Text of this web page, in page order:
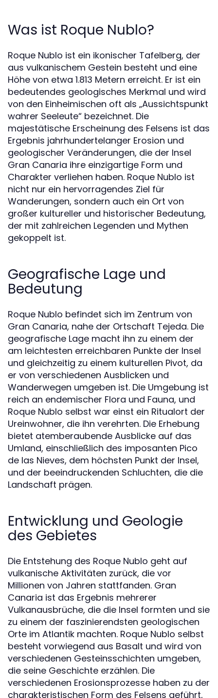
Was ist Roque Nublo?
Roque Nublo ist ein ikonischer Tafelberg, der
aus vulkanischem Gestein besteht und eine
Höhe von etwa 1.813 Metern erreicht. Er ist ein
bedeutendes geologisches Merkmal und wird
von den Einheimischen oft als „Aussichtspunkt
wahrer Seeleute“ bezeichnet. Die
majestätische Erscheinung des Felsens ist das
Ergebnis jahrhundertelanger Erosion und
geologischer Veränderungen, die der Insel
Gran Canaria ihre einzigartige Form und
Charakter verliehen haben. Roque Nublo ist
nicht nur ein hervorragendes Ziel für
Wanderungen, sondern auch ein Ort von
großer kultureller und historischer Bedeutung,
der mit zahlreichen Legenden und Mythen
gekoppelt ist.
Geografische Lage und
Bedeutung
Roque Nublo befindet sich im Zentrum von
Gran Canaria, nahe der Ortschaft Tejeda. Die
geografische Lage macht ihn zu einem der
am leichtesten erreichbaren Punkte der Insel
und gleichzeitig zu einem kulturellen Pivot, da
er von verschiedenen Ausblicken und
Wanderwegen umgeben ist. Die Umgebung ist
reich an endemischer Flora und Fauna, und
Roque Nublo selbst war einst ein Ritualort der
Ureinwohner, die ihn verehrten. Die Erhebung
bietet atemberaubende Ausblicke auf das
Umland, einschließlich des imposanten Pico
de las Nieves, dem höchsten Punkt der Insel,
und der beeindruckenden Schluchten, die die
Landschaft prägen.
Entwicklung und Geologie
des Gebietes
Die Entstehung des Roque Nublo geht auf
vulkanische Aktivitäten zurück, die vor
Millionen von Jahren stattfanden. Gran
Canaria ist das Ergebnis mehrerer
Vulkanausbrüche, die die Insel formten und sie
zu einem der faszinierendsten geologischen
Orte im Atlantik machten. Roque Nublo selbst
besteht vorwiegend aus Basalt und wird von
verschiedenen Gesteinsschichten umgeben,
die seine Geschichte erzählen. Die
verschiedenen Erosionsprozesse haben zu der
charakteristischen Form des Felsens geführt,